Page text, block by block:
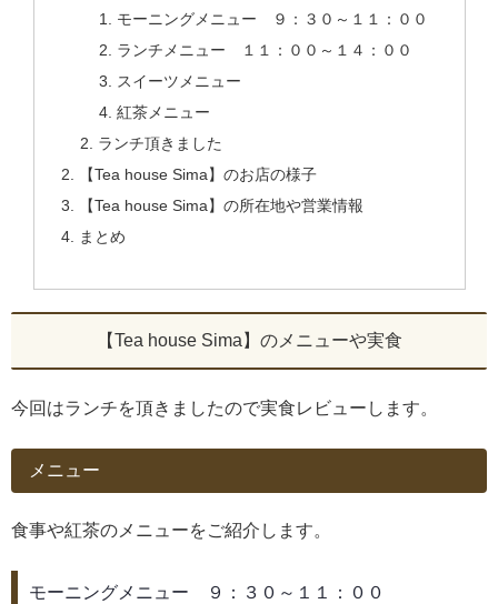
モーニングメニュー ９：３０～１１：００
ランチメニュー １１：００～１４：００
スイーツメニュー
紅茶メニュー
ランチ頂きました
【Tea house Sima】のお店の様子
【Tea house Sima】の所在地や営業情報
まとめ
【Tea house Sima】のメニューや実食
今回はランチを頂きましたので実食レビューします。
メニュー
食事や紅茶のメニューをご紹介します。
モーニングメニュー ９：３０～１１：００